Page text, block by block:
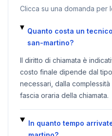
Clicca su una domanda per
Quanto costa un
san-martino?
Il diritto di chiamata è
costo finale dipende dal
necessari, dalla
fascia oraria della chiamata.
In quanto tempo